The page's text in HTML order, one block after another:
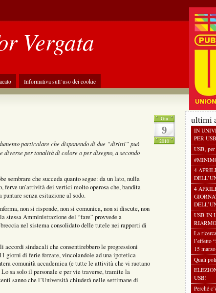
Vergata
Informativa sull’uso dei cookie
Giu
9
2010
particolare che disponendo di due “diritti” può
diverse per tonalità di colore o per disegno, a secondo
sembrare che succeda quanto segue: da un lato, nulla
ferve un’attività dei vertici molto operosa che, bandita
senza esitazione al sodo.
non si risponde, non si comunica, non si discute, non
stessa Amministrazione del “fare” provvede a
nel sistema consolidato delle tutele nei rapporti di
accordi sindacali che consentirebbero le progressioni
giorni di ferie forzate, vincolandole ad una ipotetica
comunità accademica (e tutte le attività che vi ruotano
sa solo il personale e per vie traverse, tramite la
sanno che l’Università chiuderà nelle settimane di
ultimi
IN
PER
USB,
4
4
USB IN
RIARMO
La
l’effetto
15
Quali
USB!
Perché